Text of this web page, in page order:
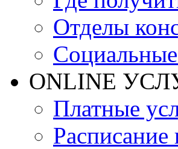
Отделы
ONLINE
Платные
Расписание